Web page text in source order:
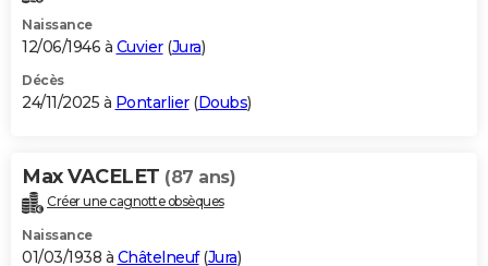
Dictionnaire
Biographies
Citations
Expressions
Proverbes
PROGRAMME TV
S'inscrire
Se connecter
Lycées
Collèges
Primaires
Universités
Entreprises
Service militaire
Avis de recherche
AVIS DE DÉCÈS
Bricolage
Lifestyle
Culture
Sport
Auto
Television
Voyage
Cinema
Naissance
12/06/1946 à Cuvier(Jura)
Décès
24/11/2025 à Pontarlier(Doubs)
Max VACELET (87 ans)
Créer une cagnotte obsèques
Naissance
01/03/1938 à Châtelneuf(Jura)